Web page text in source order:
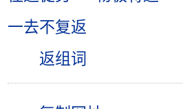
一去不复返
返组词